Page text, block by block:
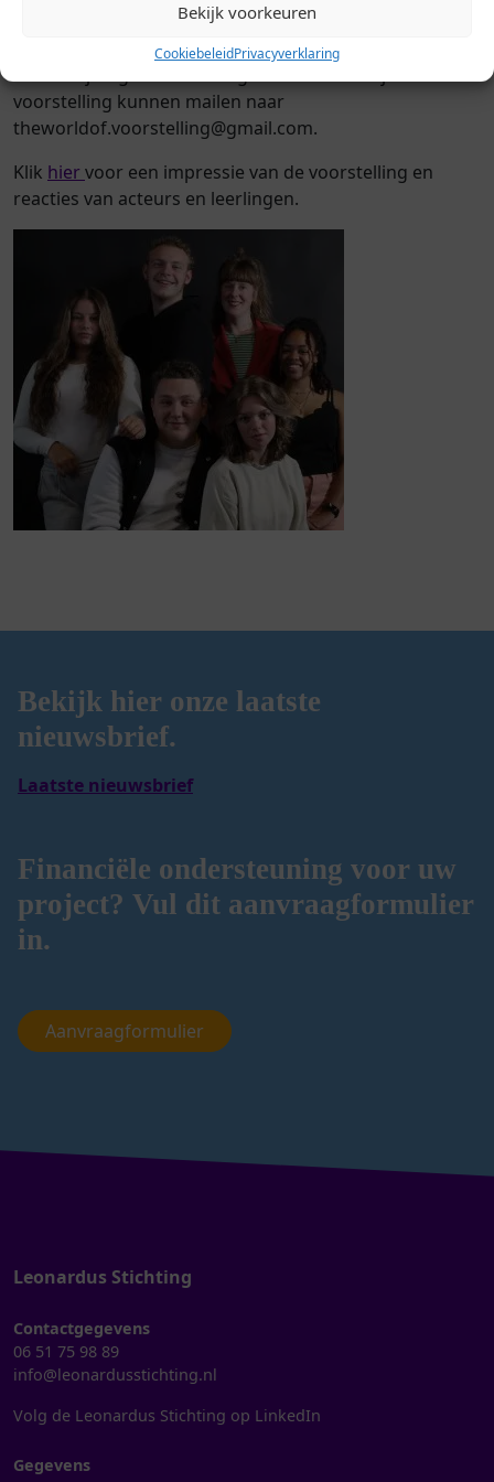
Bekijk voorkeuren
CookiebeleidPrivacyverklaring
voorstelling kunnen mailen naar
theworldof.voorstelling@gmail.com.
Klik hier voor een impressie van de voorstelling en
reacties van acteurs en leerlingen.
Bekijk hier onze laatste
nieuwsbrief.
Laatste nieuwsbrief
Financiële ondersteuning voor uw
project? Vul dit aanvraagformulier
in.
Aanvraagformulier
Leonardus Stichting
Contactgegevens
06 51 75 98 89
info@leonardusstichting.nl
Volg de Leonardus Stichting op LinkedIn
Gegevens